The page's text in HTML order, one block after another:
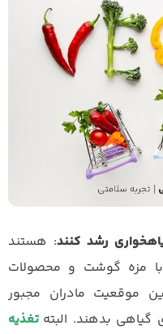
رشد کنند: هستند
مزه گوشت و محصولات
موقعیت مادران مجبور
بدهند. البته تغذیه